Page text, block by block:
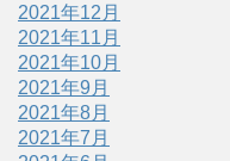
2021年12月
2021年11月
2021年10月
2021年9月
2021年8月
2021年7月